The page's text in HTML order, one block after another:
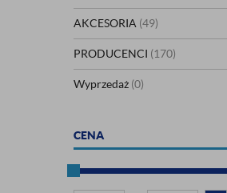
AKCESORIA (49)
PRODUCENCI (170)
Wyprzedaż (0)
CENA